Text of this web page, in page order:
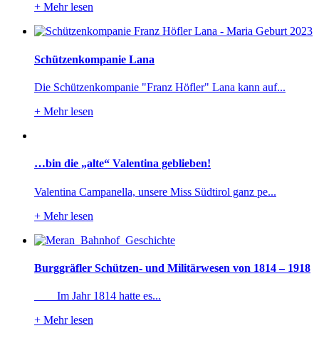
+ Mehr lesen
Schützenkompanie Lana
Die Schützenkompanie "Franz Höfler" Lana kann auf...
+ Mehr lesen
…bin die „alte“ Valentina geblieben!
Valentina Campanella, unsere Miss Südtirol ganz pe...
+ Mehr lesen
Burggräfler Schützen- und Militärwesen von 1814 – 1918
Im Jahr 1814 hatte es...
+ Mehr lesen